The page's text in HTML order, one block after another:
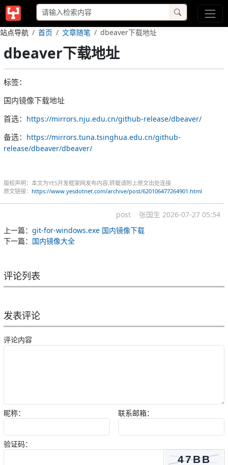
站点导航 首页 文章随笔 dbeaver下载地址
dbeaver下载地址
标签：
国内镜像下载地址
首选： https://mirrors.nju.edu.cn/github-release/dbeaver/
备选： https://mirrors.tuna.tsinghua.edu.cn/github-
release/dbeaver/dbeaver/
版权声明：本文为YES开发框架网发布内容,转载请附上原文出处连接
原文链接： https://www.yesdotnet.com/archive/post/620106477264901.html
post 张国生 2026-07-27 05:54
上一篇： git-for-windows.exe 国内镜像下载
下一篇： 国内镜像大全
评论列表
发表评论
评论内容
昵称： 联系邮箱：
验证码：